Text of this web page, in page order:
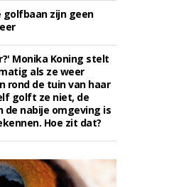
golfbaan zijn geen
Monika Koning stelt
als ze weer
rond de tuin van haar
golft ze niet, de
de nabije omgeving is
Hoe zit dat?